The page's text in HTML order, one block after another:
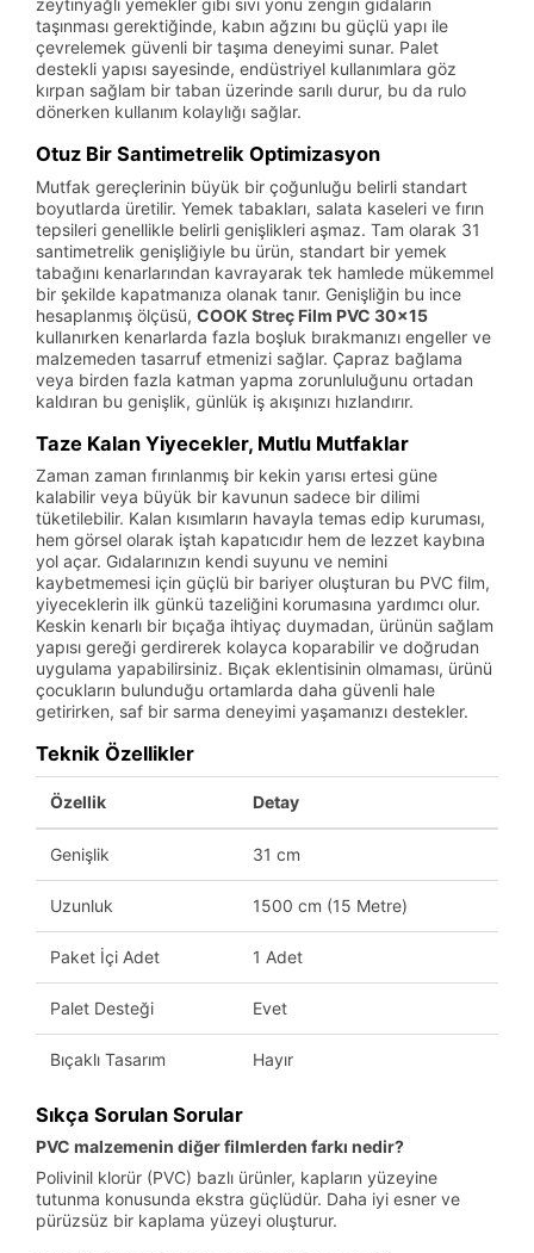
zeytinyağlı yemekler gibi sıvı yönü zengin gıdaların
taşınması gerektiğinde, kabın ağzını bu güçlü yapı ile
çevrelemek güvenli bir taşıma deneyimi sunar. Palet
destekli yapısı sayesinde, endüstriyel kullanımlara göz
kırpan sağlam bir taban üzerinde sarılı durur, bu da rulo
dönerken kullanım kolaylığı sağlar.
Otuz Bir Santimetrelik Optimizasyon
Mutfak gereçlerinin büyük bir çoğunluğu belirli standart
boyutlarda üretilir. Yemek tabakları, salata kaseleri ve fırın
tepsileri genellikle belirli genişlikleri aşmaz. Tam olarak 31
santimetrelik genişliğiyle bu ürün, standart bir yemek
tabağını kenarlarından kavrayarak tek hamlede mükemmel
bir şekilde kapatmanıza olanak tanır. Genişliğin bu ince
hesaplanmış ölçüsü, COOK Streç Film PVC 30x15
kullanırken kenarlarda fazla boşluk bırakmanızı engeller ve
malzemeden tasarruf etmenizi sağlar. Çapraz bağlama
veya birden fazla katman yapma zorunluluğunu ortadan
kaldıran bu genişlik, günlük iş akışınızı hızlandırır.
Taze Kalan Yiyecekler, Mutlu Mutfaklar
Zaman zaman fırınlanmış bir kekin yarısı ertesi güne
kalabilir veya büyük bir kavunun sadece bir dilimi
tüketilebilir. Kalan kısımların havayla temas edip kuruması,
hem görsel olarak iştah kapatıcıdır hem de lezzet kaybına
yol açar. Gıdalarınızın kendi suyunu ve nemini
kaybetmemesi için güçlü bir bariyer oluşturan bu PVC film,
yiyeceklerin ilk günkü tazeliğini korumasına yardımcı olur.
Keskin kenarlı bir bıçağa ihtiyaç duymadan, ürünün sağlam
yapısı gereği gerdirerek kolayca koparabilir ve doğrudan
uygulama yapabilirsiniz. Bıçak eklentisinin olmaması, ürünü
çocukların bulunduğu ortamlarda daha güvenli hale
getirirken, saf bir sarma deneyimi yaşamanızı destekler.
Teknik Özellikler
Özellik Detay
Genişlik 31 cm
Uzunluk 1500 cm (15 Metre)
Paket İçi Adet 1 Adet
Palet Desteği Evet
Bıçaklı Tasarım Hayır
Sıkça Sorulan Sorular
PVC malzemenin diğer filmlerden farkı nedir?
Polivinil klorür (PVC) bazlı ürünler, kapların yüzeyine
tutunma konusunda ekstra güçlüdür. Daha iyi esner ve
pürüzsüz bir kaplama yüzeyi oluşturur.